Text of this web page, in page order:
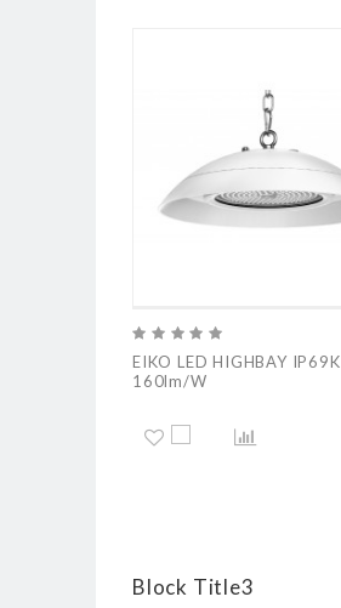
EIKO LED HIGHBAY IP69K
160lm/W
Block Title3